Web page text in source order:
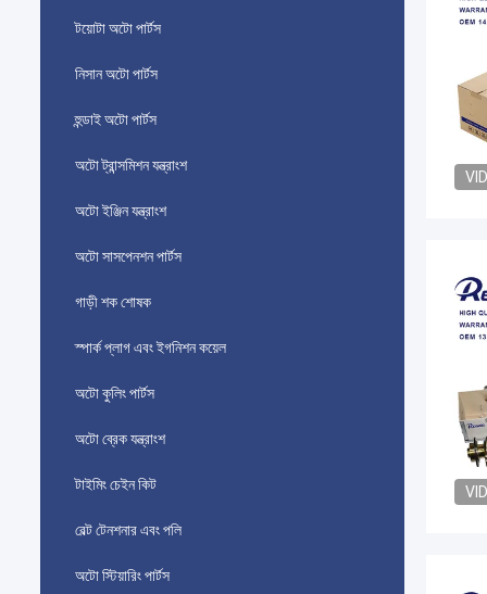
টয়োটা অটো পার্টস
নিসান অটো পার্টস
হুন্ডাই অটো পার্টস
অটো ট্রান্সমিশন যন্ত্রাংশ
অটো ইঞ্জিন যন্ত্রাংশ
অটো সাসপেনশন পার্টস
গাড়ী শক শোষক
স্পার্ক প্লাগ এবং ইগনিশন কয়েল
অটো কুলিং পার্টস
অটো ব্রেক যন্ত্রাংশ
টাইমিং চেইন কিট
বেল্ট টেনশনার এবং পলি
অটো স্টিয়ারিং পার্টস